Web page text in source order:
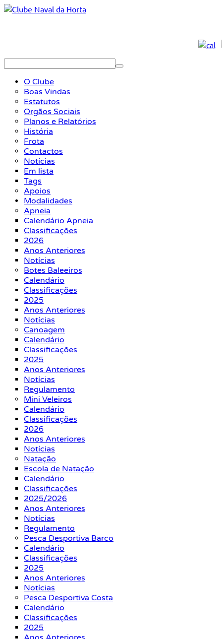
O Clube
Boas Vindas
Estatutos
Orgãos Sociais
Planos e Relatórios
História
Frota
Contactos
Notícias
Em lista
Tags
Apoios
Modalidades
Apneia
Calendário Apneia
Classificações
2026
Anos Anteriores
Notícias
Botes Baleeiros
Calendário
Classificações
2025
Anos Anteriores
Notícias
Canoagem
Calendário
Classificações
2025
Anos Anteriores
Notícias
Regulamento
Mini Veleiros
Calendário
Classificações
2026
Anos Anteriores
Notícias
Natação
Escola de Natação
Calendário
Classificações
2025/2026
Anos Anteriores
Notícias
Regulamento
Pesca Desportiva Barco
Calendário
Classificações
2025
Anos Anteriores
Notícias
Pesca Desportiva Costa
Calendário
Classificações
2025